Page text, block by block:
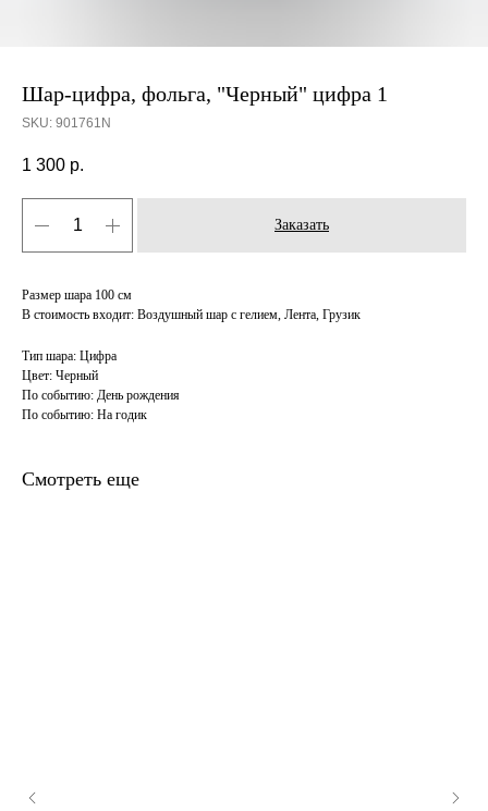
Шар-цифра, фольга, "Черный" цифра 1
SKU: 901761N
1 300 р.
Заказать
Размер шара 100 см
В стоимость входит: Воздушный шар с гелием, Лента, Грузик
Тип шара: Цифра
Цвет: Черный
По событию: День рождения
По событию: На годик
Смотреть еще